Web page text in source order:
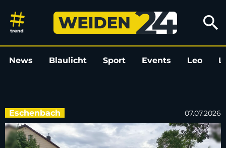
Motorradfahrer nach Unfall in
search
News Blaulicht Sport Events Leo
Eschenbach 07.07.2026